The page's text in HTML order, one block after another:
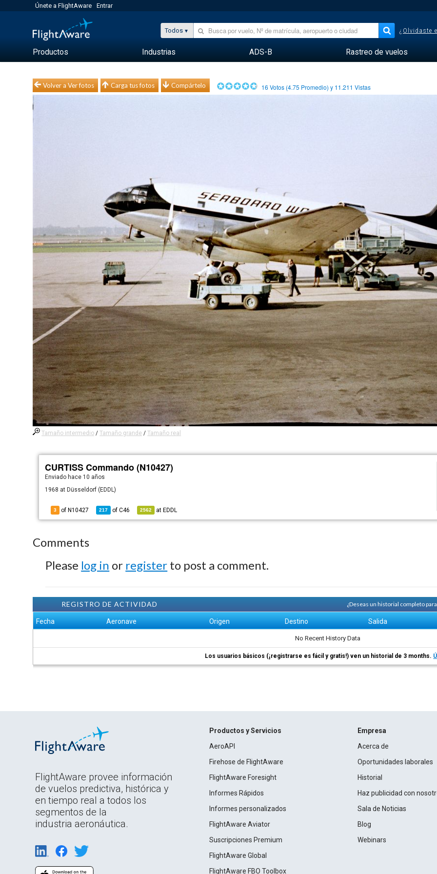
Únete a FlightAware Entrar
Todos ¿Olvidaste
Productos Industrias ADS-B Rastreo de vuelos
Volver a Ver fotos Carga tus fotos Compártelo 16 Votos (4.75 Promedio) y 11.211 Vistas
Tamaño intermedio /Tamaño grande /Tamaño real
CURTISS Commando (N10427)
Enviado hace 10 años
1968 at Düsseldorf (EDDL)
3 of N10427 217 ofC46 2562 at EDDL
Comments
Please log in or register to post a comment.
REGISTRO DE ACTIVIDAD ¿Deseas un historial completo
Fecha Aeronave Origen Destino Salida
No Recent History Data
Los usuarios básicos (¡registrarse es fácil y gratis!) ven un historial de 3 months.
FlightAware provee información
de vuelos predictiva, histórica y
en tiempo real a todos los
segmentos de la
industria aeronáutica.
Productos y Servicios
AeroAPI
Firehose de FlightAware
FlightAware Foresight
Informes Rápidos
Informes personalizados
FlightAware Aviator
Suscripciones Premium
FlightAware Global
FlightAware FBO Toolbox
Empresa
Acerca de
Oportunidades laborales
Historial
Haz publicidad con
Sala de Noticias
Blog
Webinars